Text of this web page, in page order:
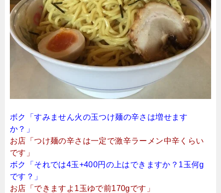
ボク「すみません火の玉つけ麺の辛さは増せます
か？」
お店「つけ麺の辛さは一定で激辛ラーメン中辛くらい
です」
ボク「それでは4玉+400円の上はできますか？1玉何g
です？」
お店「できますよ1玉ゆで前170gです」